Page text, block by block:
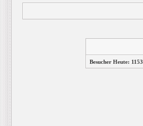
Besucher Heute: 1153